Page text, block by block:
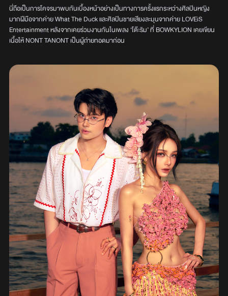
นี่ถือเป็นการโคจรมาพบกันเบื้องหน้าอย่างเป็นทางการครั้งแรกระหว่างศิลปินหญิง
มากฝีมือจากค่าย What The Duck และศิลปินชายเสียงละมุนจากค่าย LOVEiS
Entertainment หลังจากเคยร่วมงานกันในเพลง ‘โต๊ะริม’ ที่ BOWKYLION เคยเขียน
เนื้อให้ NONT TANONT เป็นผู้ถ่ายทอดมาก่อน